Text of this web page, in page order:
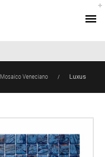
Mosaico Veneciano / Luxus